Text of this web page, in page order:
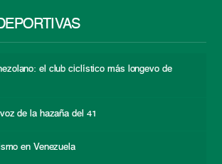
el club ciclístico más longevo de
de la hazaña del 41
en Venezuela